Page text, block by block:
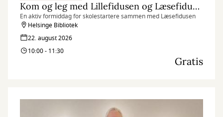
Kom og leg med Lillefidusen og Læsefidusen
En aktiv formiddag for skolestartere sammen med Læsefidusen
Helsinge Bibliotek
22. august 2026
10:00 - 11:30
Gratis